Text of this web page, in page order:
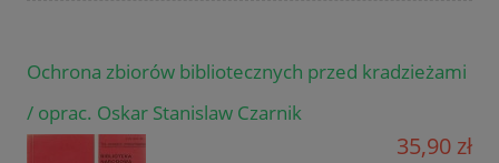
Ochrona zbiorów bibliotecznych przed kradzieżami
/ oprac. Oskar Stanislaw Czarnik
35,90 zł